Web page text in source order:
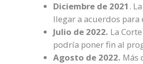
Diciembre de 2021.
llegar a acuerdos
Julio de 2022. La
podría poner fin al
Agosto de 2022. Más